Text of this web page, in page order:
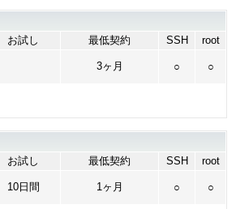
お試し 最低契約 SSH root
3ヶ月 ○ ○
お試し 最低契約 SSH root
10日間 1ヶ月 ○ ○